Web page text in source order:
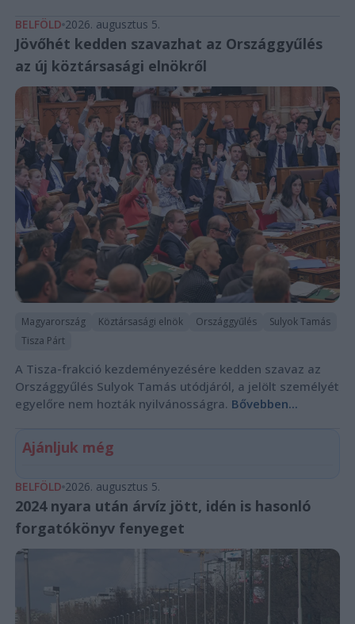
BELFÖLD 2026. augusztus 5.
Jövőhét kedden szavazhat az Országgyűlés
az új köztársasági elnökről
Magyarország Köztársasági elnök Országgyűlés
Sulyok Tamás
Tisza Párt
A Tisza-frakció kezdeményezésére kedden szavaz az
Országgyűlés Sulyok Tamás utódjáról, a jelölt személyét
egyelőre nem hozták nyilvánosságra. Bővebben...
Ajánljuk még
BELFÖLD 2026. augusztus 5.
2024 nyara után árvíz jött, idén is hasonló
forgatókönyv fenyeget